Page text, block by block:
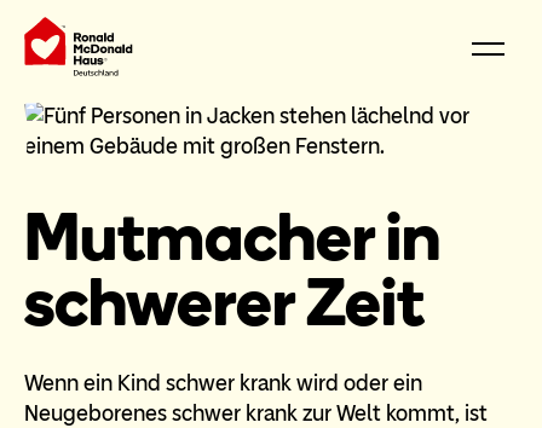
Mutmacher in
schwerer Zeit
Wenn ein Kind schwer krank wird oder ein
Neugeborenes schwer krank zur Welt kommt, ist